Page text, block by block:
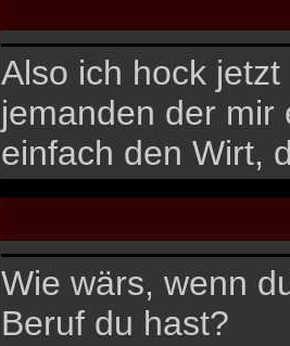
Also ich hock
jemanden der mir
einfach den Wirt,
Wie wärs, wenn
Beruf du hast?